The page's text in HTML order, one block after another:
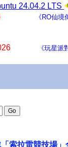
24.04.2 LTS
《RO仙境
《玩星派
「索拉雷競技場